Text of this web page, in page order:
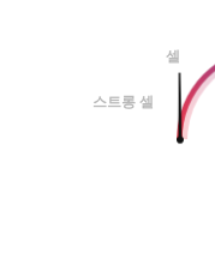
셀
스트롱 셀